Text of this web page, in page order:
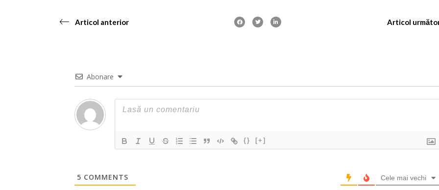
Articol anterior Articol
Abonare
{} [+]
5 COMMENTS Cele mai vechi